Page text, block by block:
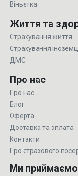
Віньєтка
Життя та
Страхування життя
Страхування
ДМС
Про нас
Про нас
Блог
Оферта
Доставка та оплата
Контакти
Про страхового
Ми приймаємо